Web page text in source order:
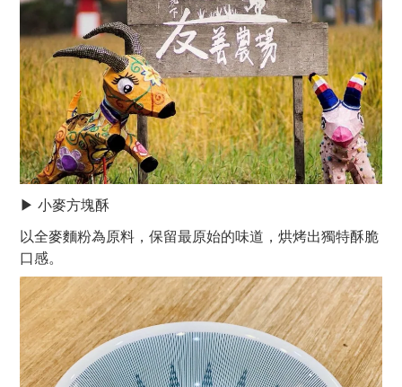
▶ 小麥方塊酥
以全麥麵粉為原料，保留最原始的味道，烘烤出獨特酥脆
口感。